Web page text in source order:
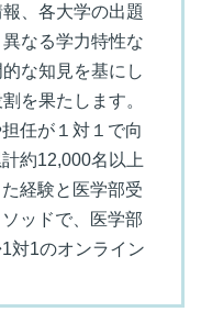
、各大学の出題
なる学力特性な
な知見を基にし
を果たします。
任が１対１で向
約12,000名以上
経験と医学部受
ッドで、医学部
1のオンライン